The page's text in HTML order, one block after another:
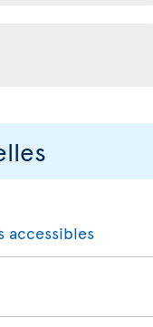
accessibles